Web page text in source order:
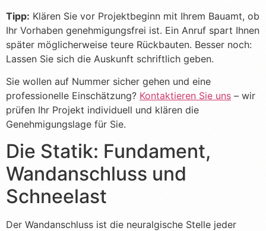
Tipp: Klären Sie vor Projektbeginn mit Ihrem Bauamt, ob
Ihr Vorhaben genehmigungsfrei ist. Ein Anruf spart Ihnen
später möglicherweise teure Rückbauten. Besser noch:
Lassen Sie sich die Auskunft schriftlich geben.
Sie wollen auf Nummer sicher gehen und eine
professionelle Einschätzung? Kontaktieren Sie uns – wir
prüfen Ihr Projekt individuell und klären die
Genehmigungslage für Sie.
Die Statik: Fundament,
Wandanschluss und
Schneelast
Der Wandanschluss ist die neuralgische Stelle jeder